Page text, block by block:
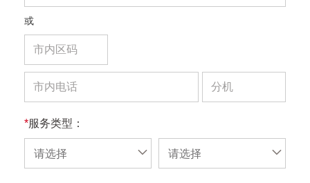
或
*服务类型：
请选择 请选择